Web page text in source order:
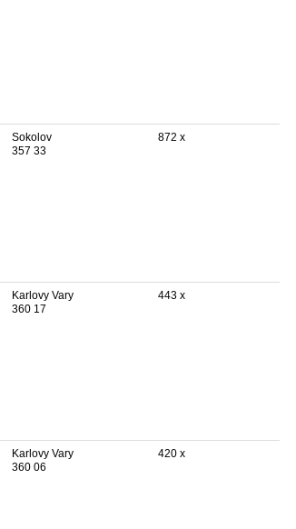
Sokolov
357 33
872 x
Karlovy Vary
360 17
443 x
Karlovy Vary
360 06
420 x